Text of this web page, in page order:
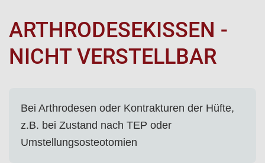
ARTHRODESEKISSEN -
NICHT VERSTELLBAR
Bei Arthrodesen oder Kontrakturen der Hüfte,
z.B. bei Zustand nach TEP oder
Umstellungsosteotomien